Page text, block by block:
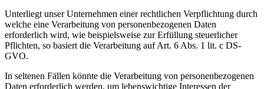
Unterliegt unser Unternehmen einer rechtlichen Verpflichtung durch
welche eine Verarbeitung von personenbezogenen Daten
erforderlich wird, wie beispielsweise zur Erfüllung steuerlicher
Pflichten, so basiert die Verarbeitung auf Art. 6 Abs. 1 lit. c DS-
GVO.
In seltenen Fällen könnte die Verarbeitung von personenbezogenen
Daten erforderlich werden, um lebenswichtige Interessen der